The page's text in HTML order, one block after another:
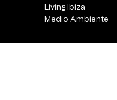
Living Ibiza
Medio Ambiente